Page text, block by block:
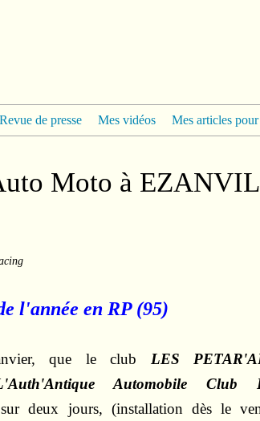
Revue de presse Mes vidéos Mes articles
Moto à
l'année en RP (95)
que le club LES
Automobile Club
sur deux jours, (installation dès le